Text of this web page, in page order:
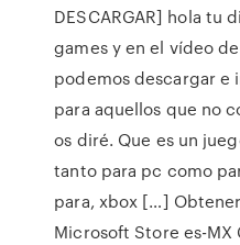
DESCARGAR] hola tu
games y en el vídeo
podemos descargar e
para aquellos que no
os diré. Que es un
tanto para pc como
para, xbox […]
Microsoft Store es-MX